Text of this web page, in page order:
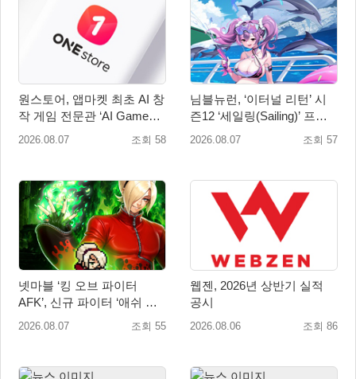
원스토어, 앱마켓 최초 AI 창
작 게임 전문관 ‘AI Games’
오픈
2026.08.07 조회 58
님블뉴런, ‘이터널 리턴’ 시
즌12 ‘세일링(Sailing)’ 프리
시즌 시작
2026.08.07 조회 57
넷마블 ‘킹 오브 파이터
AFK’, 신규 파이터 ‘애쉬 크
림존’ 업데이트
2026.08.07 조회 55
웹젠, 2026년 상반기 실적
공시
2026.08.06 조회 86